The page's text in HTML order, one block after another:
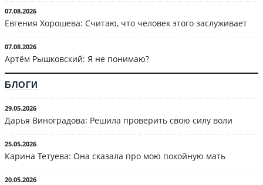
07.08.2026
Евгения Хорошева: Считаю, что человек этого заслуживает
07.08.2026
Артём Рышковский: Я не понимаю?
БЛОГИ
29.05.2026
Дарья Виноградова: Решила проверить свою силу воли
25.05.2026
Карина Тетуева: Она сказала про мою покойную мать
20.05.2026